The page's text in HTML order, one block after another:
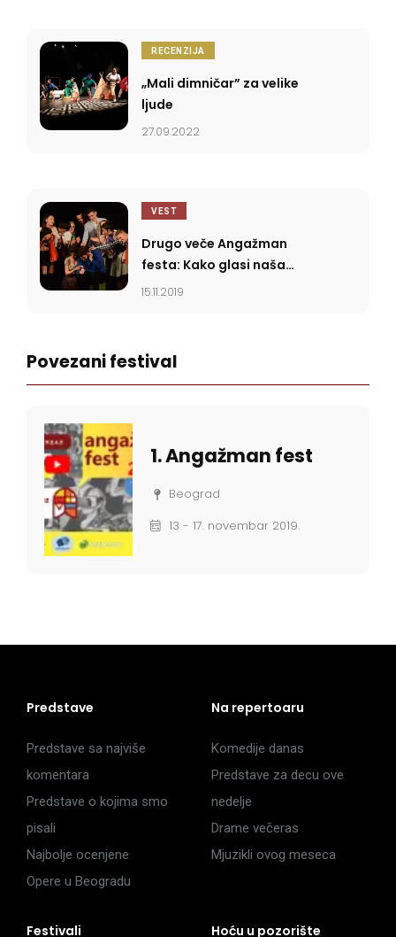
RECENZIJA
„Mali dimničar” za velike
ljude
27.09.2022
VEST
Drugo veče Angažman
festa: Kako glasi naša
priča?
15.11.2019
Povezani festival
1. Angažman fest
Beograd
13 - 17. novembar 2019.
Predstave
Predstave sa najviše
komentara
Predstave o kojima smo
pisali
Najbolje ocenjene
Opere u Beogradu
Na repertoaru
Komedije danas
Predstave za decu ove
nedelje
Drame večeras
Mjuzikli ovog meseca
Festivali Hoću u pozorište